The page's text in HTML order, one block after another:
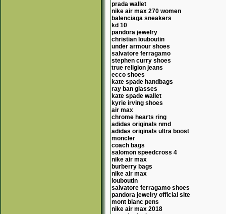
prada wallet
nike air max 270 women
balenciaga sneakers
kd 10
pandora jewelry
christian louboutin
under armour shoes
salvatore ferragamo
stephen curry shoes
true religion jeans
ecco shoes
kate spade handbags
ray ban glasses
kate spade wallet
kyrie irving shoes
air max
chrome hearts ring
adidas originals nmd
adidas originals ultra boost
moncler
coach bags
salomon speedcross 4
nike air max
burberry bags
nike air max
louboutin
salvatore ferragamo shoes
pandora jewelry official site
mont blanc pens
nike air max 2018